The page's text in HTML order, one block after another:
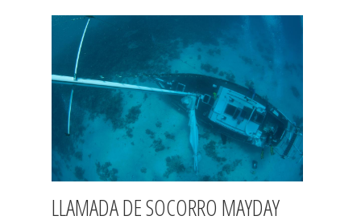
LLAMADA DE SOCORRO MAYDAY